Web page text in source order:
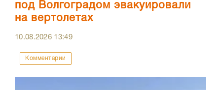
под Волгоградом эвакуировали
на вертолетах
10.08.2026 13:49
Комментарии